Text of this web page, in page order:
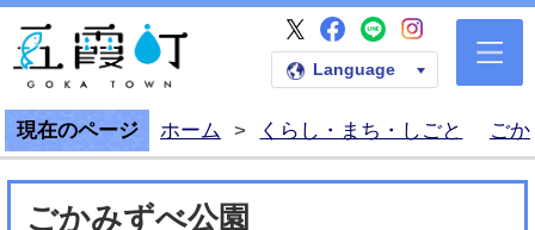
五霞町公式ホームペー
五霞町公式X
五霞町公式
五霞町公式
五霞町
Language
現在のページ ホーム > くらし・まち・しごと ご
ごかみずべ公園